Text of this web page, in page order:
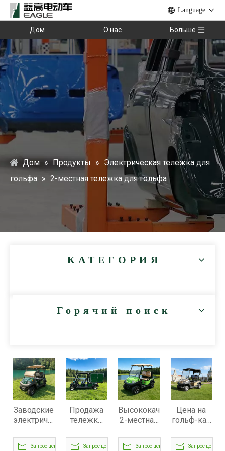
Language
Дом О нас Больше
Дом » Продукты » Электрическая тележка для
гольфа » 2-местная тележка для гольфа
КАТЕГОРИЯ
Горячий поиск
Заводские
электрические
кары,
Запрос цены
Продажа
тележки
гольфа
Запрос цены
Высококачественная
2-местная
тележка
Запрос цены
Цена на
гольф-кар
EG202AKG
Запрос цены